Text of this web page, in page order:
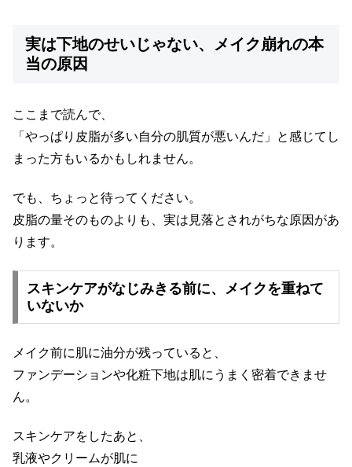
実は下地のせいじゃない、メイク崩れの本
当の原因
ここまで読んで、
「やっぱり皮脂が多い自分の肌質が悪いんだ」と感じてし
まった方もいるかもしれません。
でも、ちょっと待ってください。
皮脂の量そのものよりも、実は見落とされがちな原因があ
ります。
スキンケアがなじみきる前に、メイクを重ねて
いないか
メイク前に肌に油分が残っていると、
ファンデーションや化粧下地は肌にうまく密着できませ
ん。
スキンケアをしたあと、
乳液やクリームが肌に